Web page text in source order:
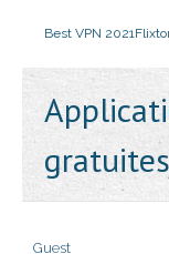
Best VPN 2021
Guest